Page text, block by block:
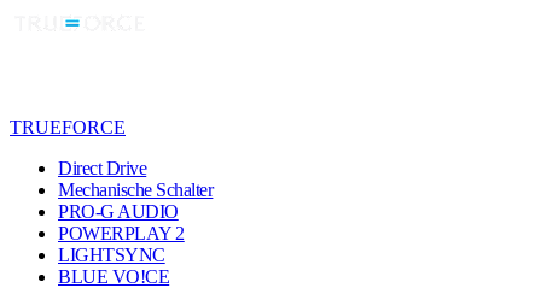
TRUEFORCE
Direct Drive
Mechanische Schalter
PRO-G AUDIO
POWERPLAY 2
LIGHTSYNC
BLUE VO!CE